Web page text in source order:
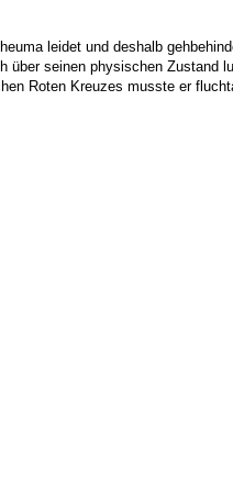
leidet und deshalb
über seinen physischen Zustand
Roten Kreuzes musste er